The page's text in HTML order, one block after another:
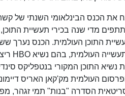
מדי שנה בכירי תעשיית
העולמית מק'קאן האריס
הסדרה "בנות" תמי זגהר,